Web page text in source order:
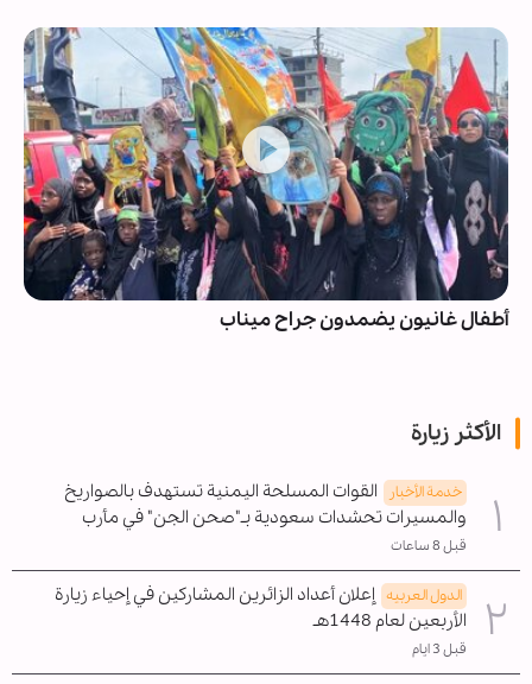
أطفال غانيون یضمدون جراح ميناب
الأكثر زيارة
خدمة الأخبار
القوات المسلحة اليمنية تستهدف بالصواريخ
والمسيرات تحشدات سعودية بـ"صحن الجن" في مأرب
قبل 8 ساعات
الدول العربیه إعلان أعداد الزائرين المشاركين في إحياء زيارة
الأربعين لعام 1448هـ
قبل 3 ايام